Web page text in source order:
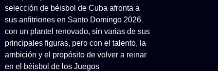
selección de béisbol de Cuba afronta a
sus anfitriones en Santo Domingo 2026
con un plantel renovado, sin varias de sus
principales figuras, pero con el talento, la
ambición y el propósito de volver a reinar
en el béisbol de los Juegos